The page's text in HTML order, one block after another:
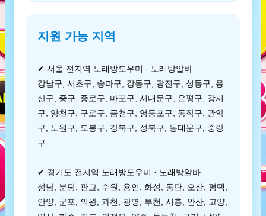
지원 가능 지역
✔ 서울 전지역 노래방도우미 · 노래방알바
강남구, 서초구, 송파구, 강동구, 광진구, 성동구, 용
산구, 중구, 종로구, 마포구, 서대문구, 은평구, 강서
구, 양천구, 구로구, 금천구, 영등포구, 동작구, 관악
구, 노원구, 도봉구, 강북구, 성북구, 동대문구, 중랑
구
✔ 경기도 전지역 노래방도우미 · 노래방알바
성남, 분당, 판교, 수원, 용인, 화성, 동탄, 오산, 평택,
안양, 군포, 의왕, 과천, 광명, 부천, 시흥, 안산, 고양,